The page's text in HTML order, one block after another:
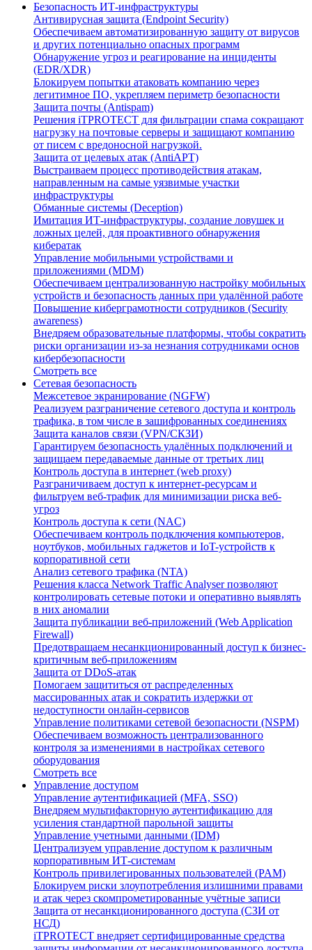
Безопасность ИТ-инфраструктуры
Антивирусная защита (Endpoint Security)
Обеспечиваем автоматизированную защиту от вирусов
и других потенциально опасных программ
Обнаружение угроз и реагирование на инциденты
(EDR/XDR)
Блокируем попытки атаковать компанию через
легитимное ПО, укрепляем периметр безопасности
Защита почты (Antispam)
Решения iTPROTECT для фильтрации спама сокращают
нагрузку на почтовые серверы и защищают компанию
от писем с вредоносной нагрузкой.
Защита от целевых атак (AntiAPT)
Выстраиваем процесс противодействия атакам,
направленным на самые уязвимые участки
инфраструктуры
Обманные системы (Deception)
Имитация ИТ-инфраструктуры, создание ловушек и
ложных целей, для проактивного обнаружения
кибератак
Управление мобильными устройствами и
приложениями (MDM)
Обеспечиваем централизованную настройку мобильных
устройств и безопасность данных при удалённой работе
Повышение киберграмотности сотрудников (Security
awareness)
Внедряем образовательные платформы, чтобы сократить
риски организации из-за незнания сотрудниками основ
кибербезопасности
Смотреть все
Сетевая безопасность
Межсетевое экранирование (NGFW)
Реализуем разграничение сетевого доступа и контроль
трафика, в том числе в зашифрованных соединениях
Защита каналов связи (VPN/СКЗИ)
Гарантируем безопасность удалённых подключений и
защищаем передаваемые данные от третьих лиц
Контроль доступа в интернет (web proxy)
Разграничиваем доступ к интернет-ресурсам и
фильтруем веб-трафик для минимизации риска веб-
угроз
Контроль доступа к сети (NAC)
Обеспечиваем контроль подключения компьютеров,
ноутбуков, мобильных гаджетов и IoT-устройств к
корпоративной сети
Анализ сетевого трафика (NTA)
Решения класса Network Traffic Analyser позволяют
контролировать сетевые потоки и оперативно выявлять
в них аномалии
Защита публикации веб-приложений (Web Application
Firewall)
Предотвращаем несанкционированный доступ к бизнес-
критичным веб-приложениям
Защита от DDoS-атак
Помогаем защититься от распределенных
массированных атак и сократить издержки от
недоступности онлайн-сервисов
Управление политиками сетевой безопасности (NSPM)
Обеспечиваем возможность централизованного
контроля за изменениями в настройках сетевого
оборудования
Смотреть все
Управление доступом
Управление аутентификацией (MFA, SSO)
Внедряем мультифакторную аутентификацию для
усиления стандартной парольной защиты
Управление учетными данными (IDM)
Централизуем управление доступом к различным
корпоративным ИТ-системам
Контроль привилегированных пользователей (PAM)
Блокируем риски злоупотребления излишними правами
и атак через скомпрометированные учётные записи
Защита от несанкционированного доступа (СЗИ от
НСД)
iTPROTECT внедряет сертифицированные средства